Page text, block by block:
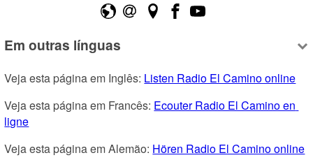
Em outras línguas
Veja esta página em Inglês: Listen Radio El Camino online
Veja esta página em Francês: Ecouter Radio El Camino en
ligne
Veja esta página em Alemão: Hören Radio El Camino online